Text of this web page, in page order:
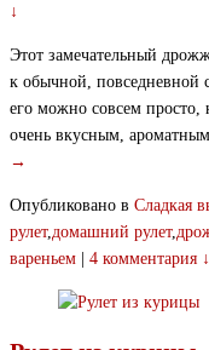
↓
Этот замечательный
к обычной, повседневной
его можно совсем просто,
очень вкусным,
→
Опубликовано в Сладкая
рулет,домашний рулет,
вареньем
4 комментария ↓